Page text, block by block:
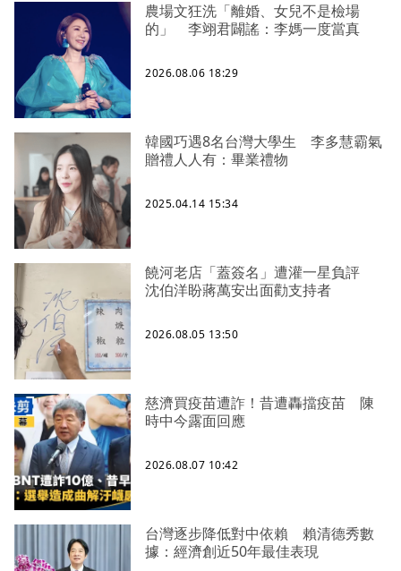
農場文狂洗「離婚、女兒不是檢場
的」 李翊君闢謠：李媽一度當真
2026.08.06 18:29
韓國巧遇8名台灣大學生 李多慧霸氣
贈禮人人有：畢業禮物
2025.04.14 15:34
饒河老店「蓋簽名」遭灌一星負評
沈伯洋盼蔣萬安出面勸支持者
2026.08.05 13:50
慈濟買疫苗遭詐！昔遭轟擋疫苗 陳
時中今露面回應
2026.08.07 10:42
台灣逐步降低對中依賴 賴清德秀數
據：經濟創近50年最佳表現